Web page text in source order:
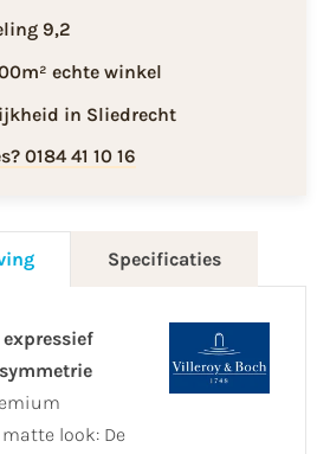
9,2
echte winkel
in Sliedrecht
0184 41 10 16
Specificaties
expressief
look: De